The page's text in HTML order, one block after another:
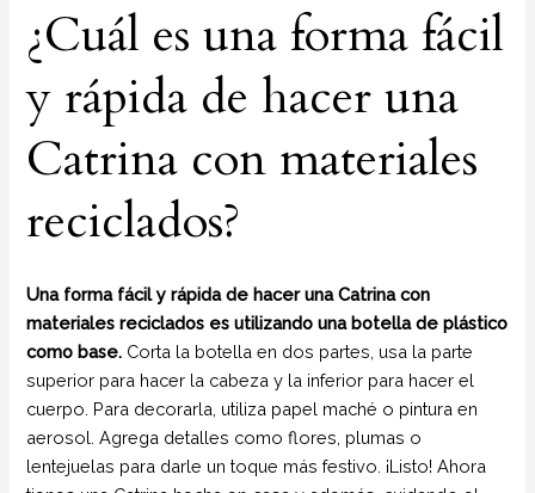
¿Cuál es una forma fácil
y rápida de hacer una
Catrina con materiales
reciclados?
Una forma fácil y rápida de hacer una Catrina con
materiales reciclados es utilizando una botella de plástico
como base. Corta la botella en dos partes, usa la parte
superior para hacer la cabeza y la inferior para hacer el
cuerpo. Para decorarla, utiliza papel maché o pintura en
aerosol. Agrega detalles como flores, plumas o
lentejuelas para darle un toque más festivo. ¡Listo! Ahora